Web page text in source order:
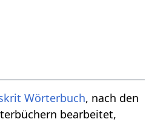
Wörterbuch, nach den
bearbeitet,